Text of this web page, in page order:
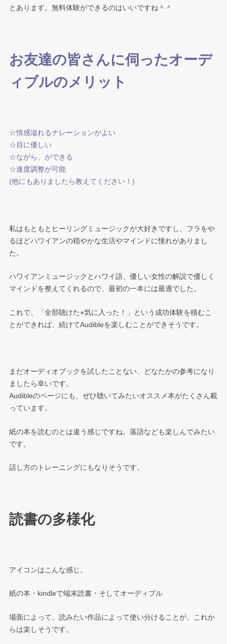
とあります。無料体験ができるのはいいですね＾＾
お友達の皆さんに伺ったオーデ
ィブルのメリット
☆情感溢れるナレーションがよい
☆目に優しい
☆ながら、ができる
☆速度調整が可能
(他にもありましたら教えてください！)
私はもともとヒーリングミュージックが大好きですし、フラをや
るほどハワイアンの穏やかな生活やマインドに憧れがありまし
た。
ハワイアンミュージックとハワイ語、優しい女性の解説で優しく
マインドを整えてくれるので、最初の一本には最適でした。
これで、「全部聴けた⭐︎気に入った！」という成功体験を積むこ
とができれば、続けてAudibleを楽しむことができそうです。
まだオーディオブックを試したことない、どなたかの参考になり
ましたら幸いです。
Audibleのページにも、ぜひ聴いてみたいオススメ本がたくさん載
っています。
紙の本を読むのとは違う感じですね。落語なども楽しんでみたい
です。
話し方のトレーニングにもなりそうです。
読書の多様化
アイコンはこんな感じ。
紙の本・kindleで端末読書・そしてオーディブル
場面によって、読みたい作品によって使い分けることが、これか
らは楽しそうです。